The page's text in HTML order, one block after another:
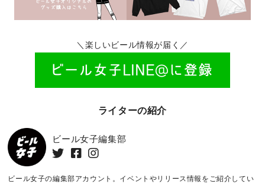
＼楽しいビール情報が届く／
ライターの紹介
ビール女子編集部
ビール女子の編集部アカウント。イベントやリリース情報をご紹介してい